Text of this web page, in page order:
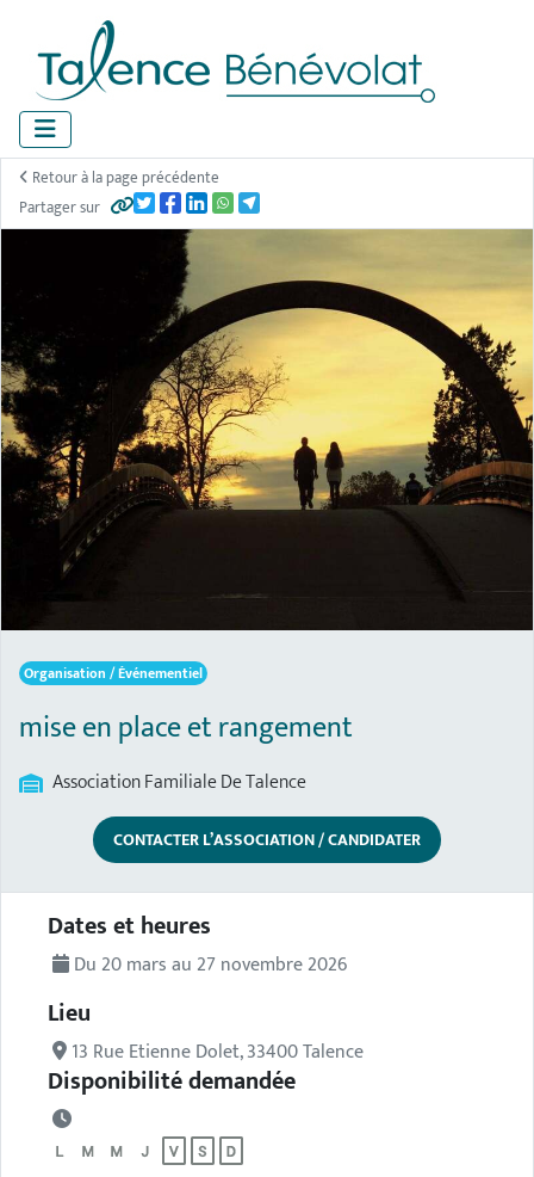
Retour à la page précédente
Partager sur
Organisation / Événementiel
mise en place et rangement
Association Familiale De Talence
CONTACTER L’ASSOCIATION / CANDIDATER
Description de l'actualité
Dates et heures
Du 20 mars au 27 novembre 2026
Lieu
13 Rue Etienne Dolet, 33400 Talence
Disponibilité demandée
Panneau de gestion des cookies